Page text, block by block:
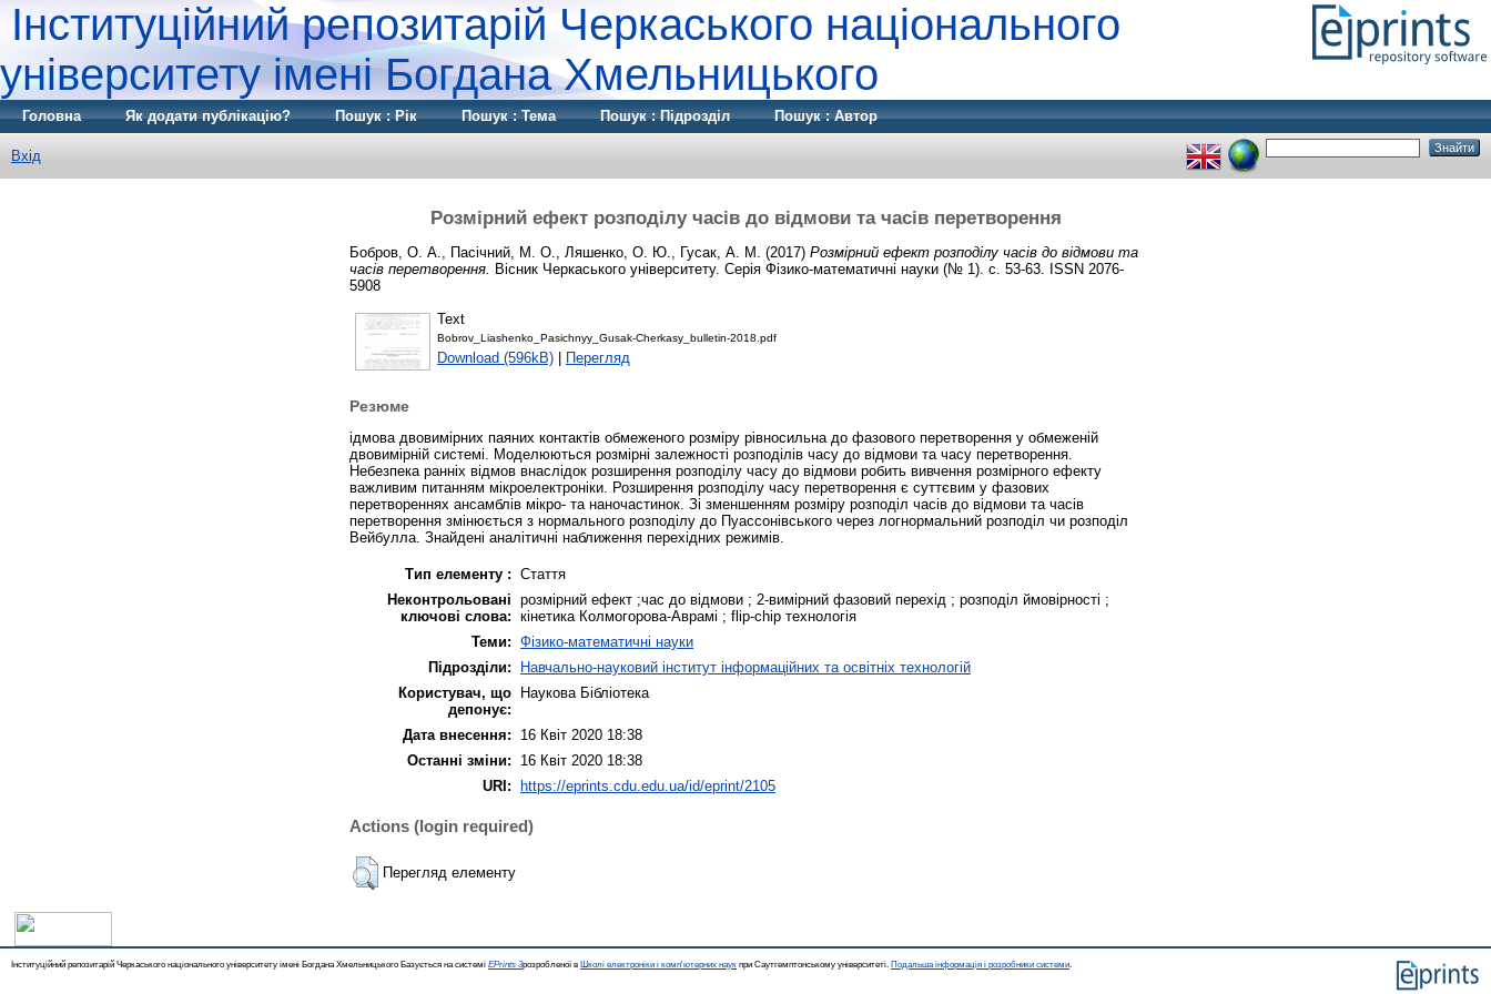
Інституційний репозитарій Черкаського національного
університету імені Богдана Хмельницького
Головна Як додати публікацію? Пошук : Рік Пошук : Тема Пошук : Підрозділ Пошук : Автор
Вхід
Розмірний ефект розподілу часів до відмови та часів перетворення
Бобров, О. А. Пасічний, М. О. Ляшенко, О. Ю. Гусак, А. М. (2017) Розмірний ефект розподілу часів до відмови та
часів перетворення. Вісник Черкаського університету. Серія Фізико-математичні науки (№ 1). с. 53-63. ISSN 2076-
5908
Text
Bobrov_Liashenko_Pasichnyy_Gusak-Cherkasy_bulletin-2018.pdf
Download (596kB) Перегляд
Резюме
ідмова двовимірних паяних контактів обмеженого розміру рівносильна до фазового перетворення у обмеженій
двовимірній системі. Моделюються розмірні залежності розподілів часу до відмови та часу перетворення.
Небезпека ранніх відмов внаслідок розширення розподілу часу до відмови робить вивчення розмірного ефекту
важливим питанням мікроелектроніки. Розширення розподілу часу перетворення є суттєвим у фазових
перетвореннях ансамблів мікро- та наночастинок. Зі зменшенням розміру розподіл часів до відмови та часів
перетворення змінюється з нормального розподілу до Пуассонівського через логнормальний розподіл чи розподіл
Вейбулла. Знайдені аналітичні наближення перехідних режимів.
Тип елементу : Стаття
Неконтрольовані
ключові слова:
розмірний ефект ;час до відмови ; 2-вимірний фазовий перехід ; розподіл ймовірності ;
кінетика Колмогорова-Аврамі ; flip-chip технологія
Теми: Фізико-математичні науки
Підрозділи:
Навчально-науковий інститут інформаційних та освітніх технологій
Користувач, що
депонує:
Наукова Бібліотека
Дата внесення:
16 Квіт 2020 18:38
Останні зміни:
16 Квіт 2020 18:38
URI: https://eprints.cdu.edu.ua/id/eprint/2105
Actions (login required)
Перегляд елементу
Інституційний репозитарій Черкаського національного університету імені Богдана Хмельницького Базується на системі EPrints 3розробленої в Школі електроніки і комп'ютерних наук при Саутгемптонському університеті. Подальша інформація і розробники системи